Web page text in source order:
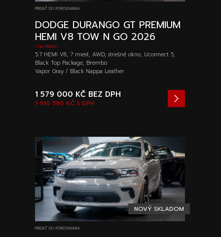
PRIDAŤ DO POROVNANIA
DODGE DURANGO GT PREMIUM
HEMI V8 TOW N GO 2026
/ NA PREDAJ
5.7 HEMI V8, 7 miest, AWD, strešné okno, Uconnect 5,
Black Top Package, Brembo
Vapor Gray / Black Nappa Leather
1 910 590 KČ S DPH
1 579 000 KČ BEZ DPH
NOVÝ SKLADOM
PRIDAŤ DO POROVNANIA